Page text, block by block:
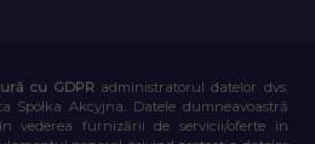
cu GDPR administratorul datelor dvs.
Spółka Akcyjna. Datele dumneavoastră
vederea furnizării de servicii/oferte în